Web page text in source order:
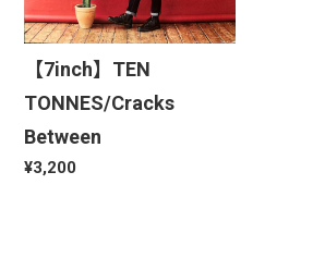
【7inch】TEN
TONNES/Cracks
Between
¥3,200